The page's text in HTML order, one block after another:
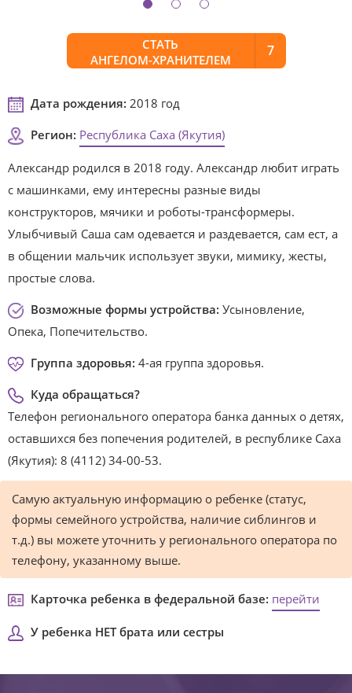
СТАТЬ
АНГЕЛОМ-ХРАНИТЕЛЕМ
7
Дата рождения: 2018 год
Регион: Республика Саха (Якутия)
Александр родился в 2018 году. Александр любит играть
с машинками, ему интересны разные виды
конструкторов, мячики и роботы-трансформеры.
Улыбчивый Саша сам одевается и раздевается, сам ест, а
в общении мальчик использует звуки, мимику, жесты,
простые слова.
Возможные формы устройства: Усыновление,
Опека, Попечительство.
Группа здоровья: 4-ая группа здоровья.
Куда обращаться?
Телефон регионального оператора банка данных о детях,
оставшихся без попечения родителей, в республике Саха
(Якутия): 8 (4112) 34-00-53.
Самую актуальную информацию о ребенке (статус,
формы семейного устройства, наличие сиблингов и
т.д.) вы можете уточнить у регионального оператора по
телефону, указанному выше.
Карточка ребенка в федеральной базе: перейти
У ребенка НЕТ брата или сестры